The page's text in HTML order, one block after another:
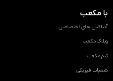
با مکعب
آنباکس های اختصاصی
وبلاگ مکعب
تیم مکعب
شعبات فیزیکی